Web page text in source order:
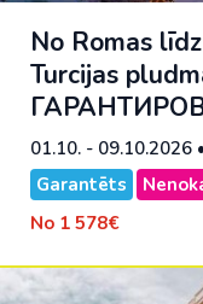
No Romas
Turcijas
01.10. - 09.10.2026
Garantēts
No 1 578€